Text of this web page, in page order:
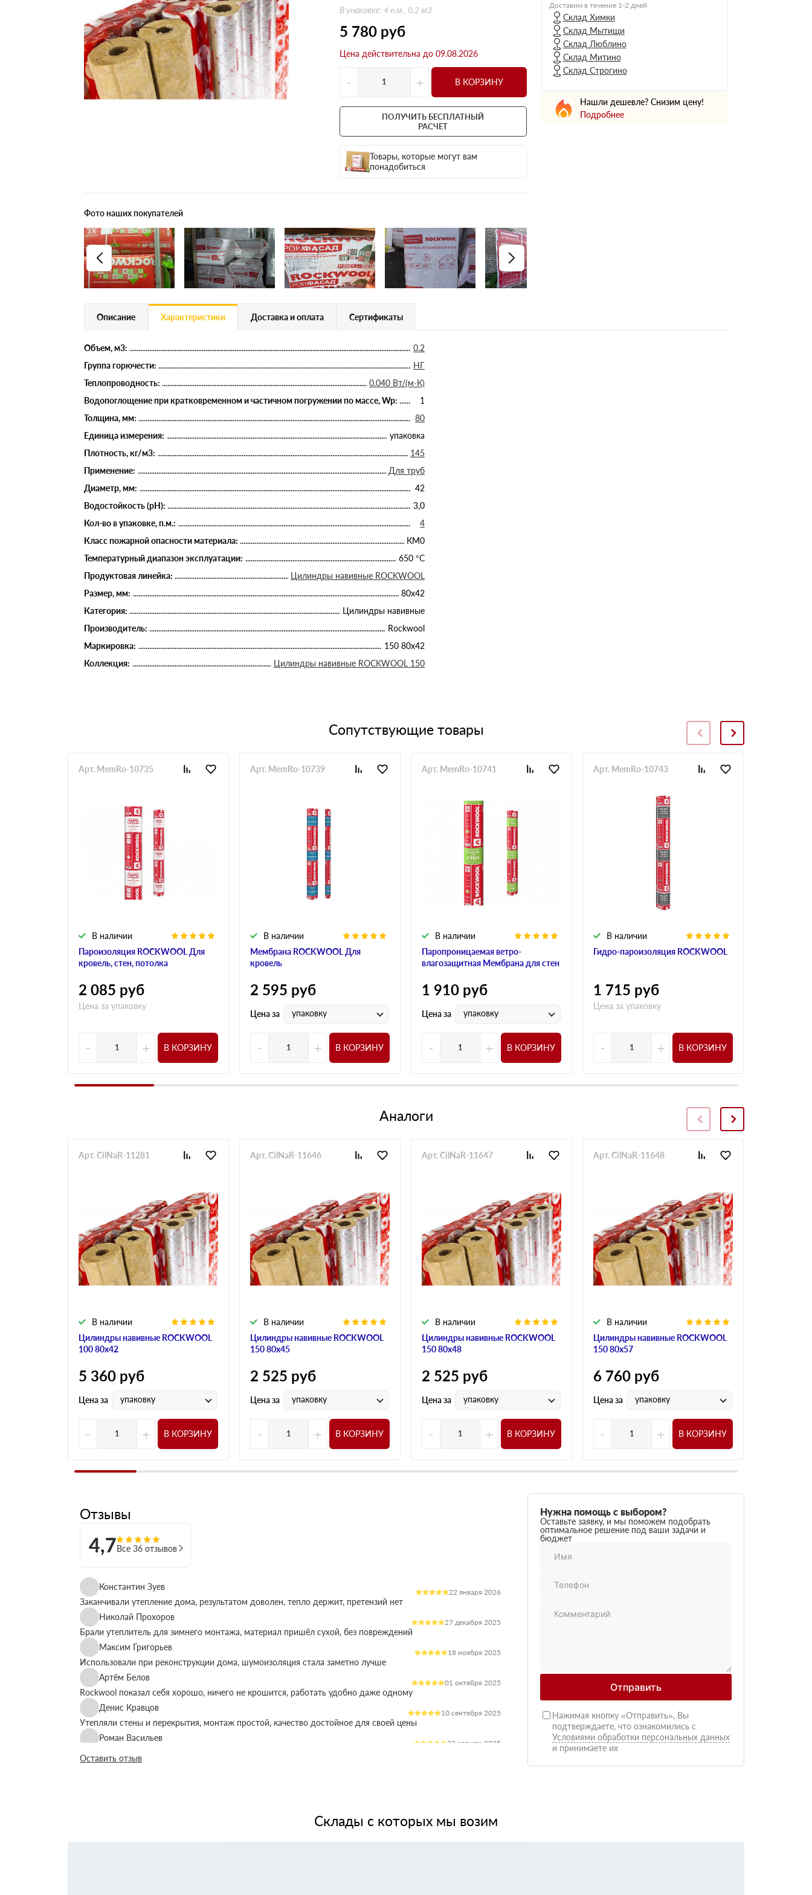
Плитные материалы
Н Оптима
Д Оптима
50 мм
100 мм
Техническая изоляция
Цилиндры навивные
CONLIT SL 150
50 мм
50 мм
100 мм
150 мм
Д Оптима
В Оптима
Д Стандарт
Н Экстра
Для стен
В упаковке: 4 п.м., 0.2 м3
5 780 руб
Цена действительна до 09.08.2026
- + В КОРЗИНУ
ПОЛУЧИТЬ БЕСПЛАТНЫЙ
РАСЧЕТ
Товары, которые могут вам
понадобиться
Доставим в течение 1-2 дней
Склад Химки
Склад Мытищи
Склад Люблино
Склад Митино
Склад Строгино
Нашли дешевле? Снизим цену!
Подробнее
Фото наших покупателей
Описание Характеристики Доставка и оплата Сертификаты
Объем, м3:
0.2
Группа горючести:
НГ
Теплопроводность:
0.040 Вт/(м·К)
Водопоглощение при кратковременном и частичном погружении по массе, Wp:
1
Толщина, мм:
80
Единица измерения:
упаковка
Плотность, кг/м3:
145
Применение:
Для труб
Диаметр, мм:
42
Водостойкость (рН):
3,0
Кол-во в упаковке, п.м.:
4
Класс пожарной опасности материала:
КМ0
Температурный диапазон эксплуатации:
650 °С
Продуктовая линейка:
Цилиндры навивные ROCKWOOL
Размер, мм:
80х42
Категория:
Цилиндры навивные
Производитель:
Rockwool
Маркировка:
150 80х42
Коллекция:
Цилиндры навивные ROCKWOOL 150
Сопутствующие товары
Пароизоляция ROCKWOOL Для
кровель, стен, потолка
В наличии
Арт. MemRo-10735
2 085 руб
Цена за упаковку
- + В КОРЗИНУ
Мембрана ROCKWOOL Для
кровель
В наличии
Арт. MemRo-10739
2 595 руб
Цена за упаковку
- + В КОРЗИНУ
Паропроницаемая ветро-
влагозащитная Мембрана для стен
В наличии
Арт. MemRo-10741
1 910 руб
Цена за упаковку
- + В КОРЗИНУ
Гидро-пароизоляция ROCKWOOL
В наличии
Арт. MemRo-10743
1 715 руб
Цена за упаковку
- + В КОРЗИНУ
Аналоги
Цилиндры навивные ROCKWOOL
100 80х42
В наличии
Арт. CilNaR-11281
5 360 руб
Цена за упаковку
- + В КОРЗИНУ
Цилиндры навивные ROCKWOOL
150 80х45
В наличии
Арт. CilNaR-11646
2 525 руб
Цена за упаковку
- + В КОРЗИНУ
Цилиндры навивные ROCKWOOL
150 80х48
В наличии
Арт. CilNaR-11647
2 525 руб
Цена за упаковку
- + В КОРЗИНУ
Цилиндры навивные ROCKWOOL
150 80х57
В наличии
Арт. CilNaR-11648
6 760 руб
Цена за упаковку
- + В КОРЗИНУ
Отзывы
4,7Все 36 отзывов
Константин Зуев
22 января 2026
Заканчивали утепление дома, результатом доволен, тепло держит, претензий нет
Николай Прохоров
27 декабря 2025
Брали утеплитель для зимнего монтажа, материал пришёл сухой, без повреждений
Максим Григорьев
18 ноября 2025
Использовали при реконструкции дома, шумоизоляция стала заметно лучше
Артём Белов
01 октября 2025
Rockwool показал себя хорошо, ничего не крошится, работать удобно даже одному
Денис Кравцов
10 сентября 2025
Утепляли стены и перекрытия, монтаж простой, качество достойное для своей цены
Роман Васильев
22 августа 2025
Материал соответствует описанию, после утепления расходы на отопление стали ниже
Оставить отзыв
Нужна помощь с выбором?
Оставьте заявку, и мы поможем подобрать
оптимальное решение под ваши задачи и
бюджет
Отправить
Нажимая кнопку «Отправить», Вы
подтверждаете, что ознакомились с
Условиями обработки персональных данных
и принимаете их
Склады с которых мы возим